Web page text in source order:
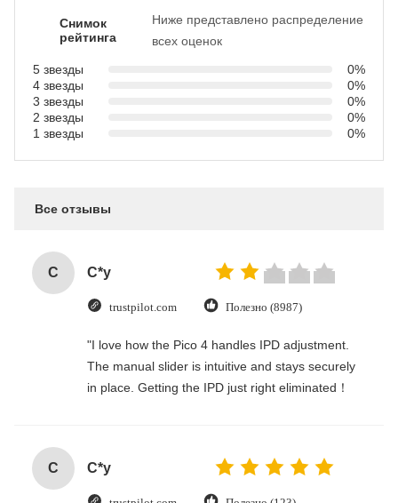
Снимок
рейтинга
Ниже представлено распределение
всех оценок
5 звезды
0%
4 звезды
0%
3 звезды
0%
2 звезды
0%
1 звезды
0%
Все отзывы
C C*y
trustpilot.com Полезно (8987)
"I love how the Pico 4 handles IPD adjustment.
The manual slider is intuitive and stays securely
in place. Getting the IPD just right eliminated！
C C*y